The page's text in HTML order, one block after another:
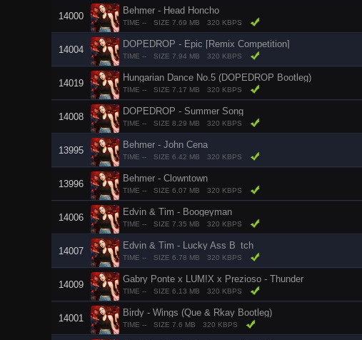
14000
Behmer - Head Honcho
TIME -- SIZE 7.69 MB 320 KBPS
14004
DOPEDROP - Epic [Remix Competition]
TIME -- SIZE 7.94 MB 320 KBPS
14019
Hungarian Dance No.5 (DOPEDROP Bootleg)
TIME -- SIZE 7.17 MB 320 KBPS
14008
DOPEDROP - Summer Song
TIME -- SIZE 8.29 MB 320 KBPS
13995
Behmer - John Cena
TIME -- SIZE 6.42 MB 320 KBPS
13996
Behmer - Clowntown
TIME -- SIZE 6.07 MB 320 KBPS
14006
Edvin & Tim - Boogeyman
TIME -- SIZE 7.35 MB 320 KBPS
14007
Edvin & Tim - Lucky Ass B_tch
TIME -- SIZE 6.78 MB 320 KBPS
14009
Gabry Ponte x LUM!X x Prezioso - Thunder
TIME -- SIZE 6.13 MB 320 KBPS
14001
Birdy - Wings (Que & Rkay Bootleg)
TIME -- SIZE 7.6 MB 320 KBPS